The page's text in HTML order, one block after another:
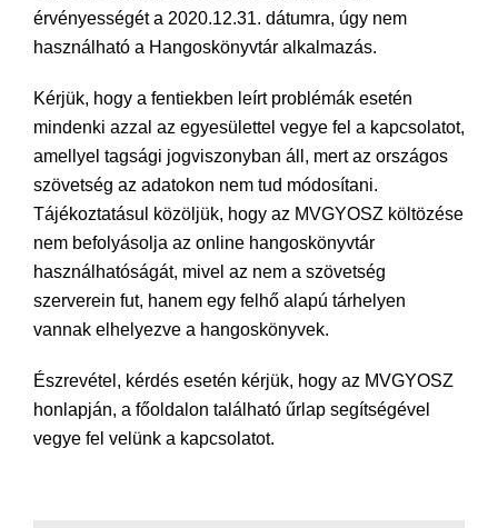
érvényességét a 2020.12.31. dátumra, úgy nem
használható a Hangoskönyvtár alkalmazás.
Kérjük, hogy a fentiekben leírt problémák esetén
mindenki azzal az egyesülettel vegye fel a kapcsolatot,
amellyel tagsági jogviszonyban áll, mert az országos
szövetség az adatokon nem tud módosítani.
Tájékoztatásul közöljük, hogy az MVGYOSZ költözése
nem befolyásolja az online hangoskönyvtár
használhatóságát, mivel az nem a szövetség
szerverein fut, hanem egy felhő alapú tárhelyen
vannak elhelyezve a hangoskönyvek.
Észrevétel, kérdés esetén kérjük, hogy az MVGYOSZ
honlapján, a főoldalon található űrlap segítségével
vegye fel velünk a kapcsolatot.